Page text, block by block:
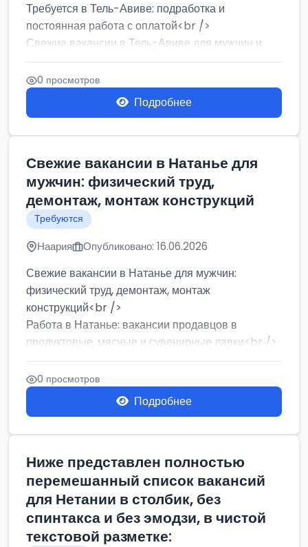
Требуется в Тель-Авиве: подработка и
постоянная работа с оплатой<br />
Свежие вакансии в Тель-Авиве для мужчин и
женщин от хозя...
0 просмотров
Подробнее
Свежие вакансии в Натанье для
мужчин: физический труд,
демонтаж, монтаж конструкций
Требуются
Наария Опубликовано: 16.06.2026
Свежие вакансии в Натанье для мужчин:
физический труд, демонтаж, монтаж
конструкций<br />
Работа в Натанье: вакансии продавцов в
продуктовые, мясные и сувенирные лавки<br />
Разнорабочий на сборку м...
0 просмотров
Подробнее
Ниже представлен полностью
перемешанный список вакансий
для Нетании в столбик, без
спинтакса и без эмодзи, в чистой
текстовой разметке: